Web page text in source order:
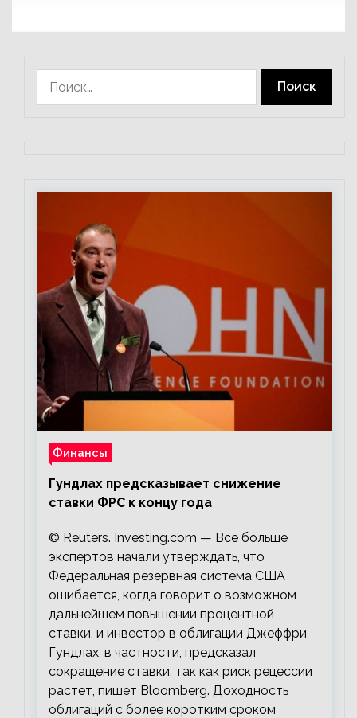
Финансы
Гундлах предсказывает снижение
ставки ФРС к концу года
© Reuters. Investing.com — Все больше
экспертов начали утверждать, что
Федеральная резервная система США
ошибается, когда говорит о возможном
дальнейшем повышении процентной
ставки, и инвестор в облигации Джеффри
Гундлах, в частности, предсказал
сокращение ставки, так как риск рецессии
растет, пишет Bloomberg. Доходность
облигаций с более коротким сроком